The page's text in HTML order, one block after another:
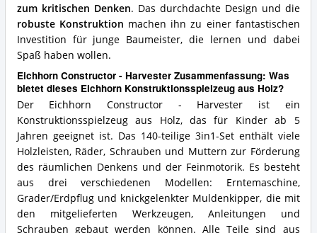
zum kritischen Denken. Das durchdachte Design und die
robuste Konstruktion machen ihn zu einer fantastischen
Investition für junge Baumeister, die lernen und dabei
Spaß haben wollen.
Eichhorn Constructor - Harvester Zusammenfassung: Was
bietet dieses Eichhorn Konstruktionsspielzeug aus Holz?
Der Eichhorn Constructor - Harvester ist ein
Konstruktionsspielzeug aus Holz, das für Kinder ab 5
Jahren geeignet ist. Das 140-teilige 3in1-Set enthält viele
Holzleisten, Räder, Schrauben und Muttern zur Förderung
des räumlichen Denkens und der Feinmotorik. Es besteht
aus drei verschiedenen Modellen: Erntemaschine,
Grader/Erdpflug und knickgelenkter Muldenkipper, die mit
den mitgelieferten Werkzeugen, Anleitungen und
Schrauben gebaut werden können. Alle Teile sind aus